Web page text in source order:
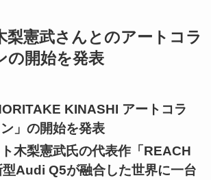
梨憲武さんとのアートコラ
の開始を発表
KINASHI アートコラ
」の開始を発表
木梨憲武氏の代表作「REACH
Audi Q5が融合した世界に一台